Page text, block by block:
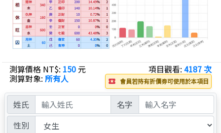
測算價格 NT$: 150 元 項目觀看: 4187 次
測算對象: 所有人 local_play 會員若持有折價劵可使用於本項目
姓氏
名字
性別